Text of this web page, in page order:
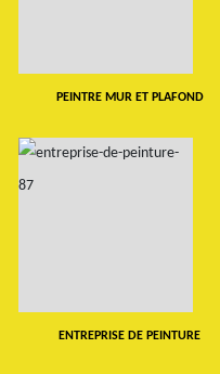
PEINTRE MUR ET PLAFOND
ENTREPRISE DE PEINTURE